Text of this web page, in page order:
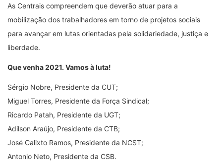
As Centrais compreendem que deverão atuar para a
mobilização dos trabalhadores em torno de projetos sociais
para avançar em lutas orientadas pela solidariedade, justiça e
liberdade.
Que venha 2021. Vamos à luta!
Sérgio Nobre, Presidente da CUT;
Miguel Torres, Presidente da Força Sindical;
Ricardo Patah, Presidente da UGT;
Adilson Araújo, Presidente da CTB;
José Calixto Ramos, Presidente da NCST;
Antonio Neto, Presidente da CSB.